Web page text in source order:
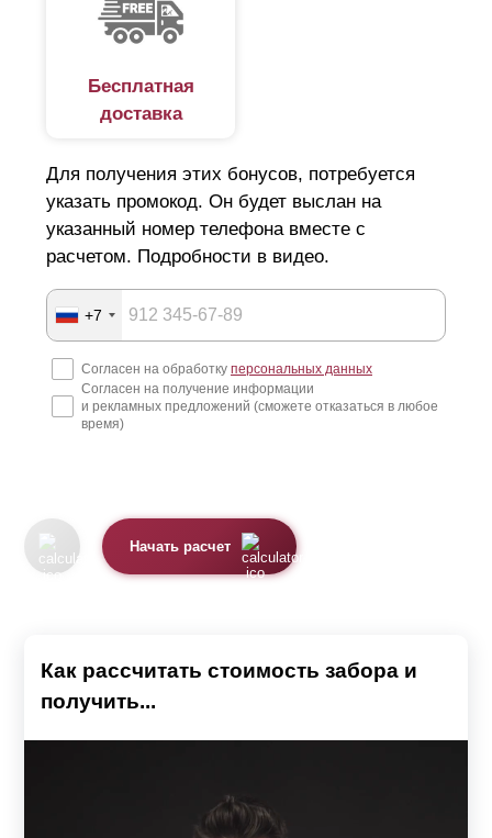
Бесплатная
доставка
Для получения этих бонусов, потребуется
указать промокод. Он будет выслан на
указанный номер телефона вместе с
расчетом. Подробности в видео.
+7
Согласен на обработку персональных данных
Согласен на получение информации
и рекламных предложений (сможете отказаться в любое
время)
Начать расчет
Как рассчитать стоимость забора и
получить...